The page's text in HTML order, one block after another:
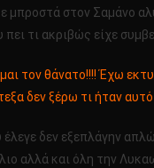
μπροστά στον Σαμάνο
τι ακριβώς είχε
τον θάνατο!!!! Έχω
δεν ξέρω τι ήταν
δεν εξεπλάγην
αλλά και όλη την